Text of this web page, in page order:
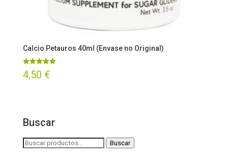
Calcio Petauros 40ml (Envase no Original)
Valorado
con
4,50 €
Buscar
Buscar
Buscar